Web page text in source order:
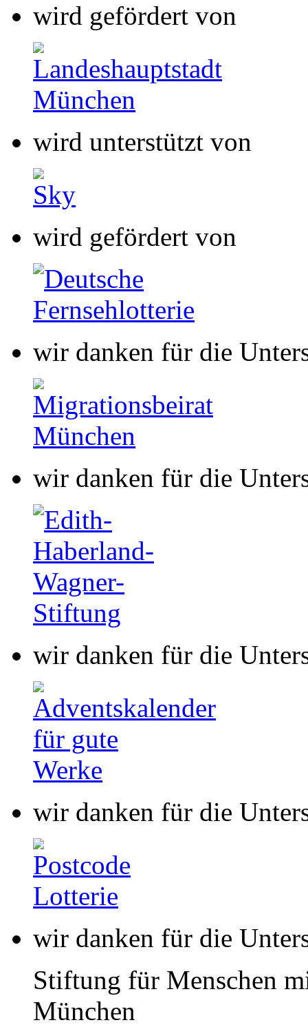
wird gefördert von
wird unterstützt von
wird gefördert von
wir danken für die
wir danken für die
wir danken für die
wir danken für die
wir danken für die
Stiftung für Menschen
München